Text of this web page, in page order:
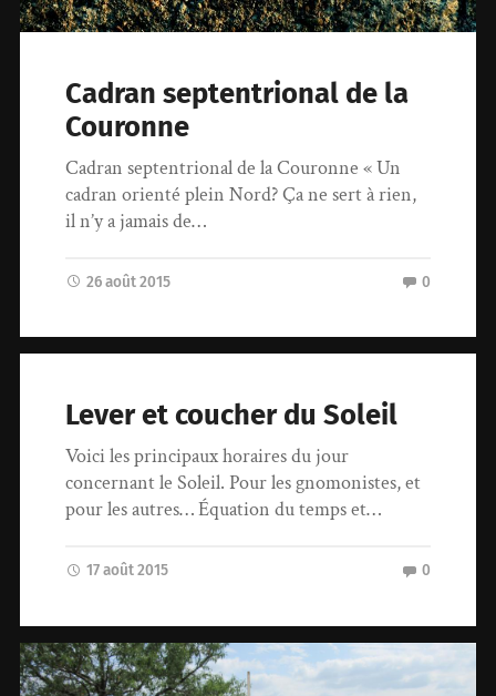
Cadran septentrional de la
Couronne
Cadran septentrional de la Couronne « Un
cadran orienté plein Nord? Ça ne sert à rien,
il n’y a jamais de…
26 août 2015 0
Lever et coucher du Soleil
Voici les principaux horaires du jour
concernant le Soleil. Pour les gnomonistes, et
pour les autres… Équation du temps et…
17 août 2015 0